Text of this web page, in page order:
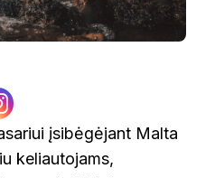
įsibėgėjant Malta
keliautojams,